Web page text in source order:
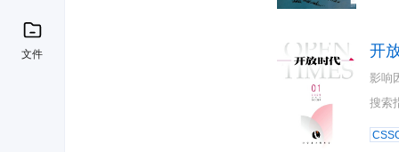
文件 开
影响
搜索